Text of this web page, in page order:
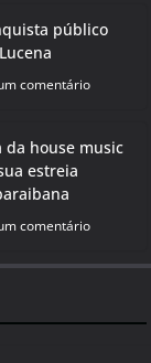
público
comentário
da house music
estreia
comentário